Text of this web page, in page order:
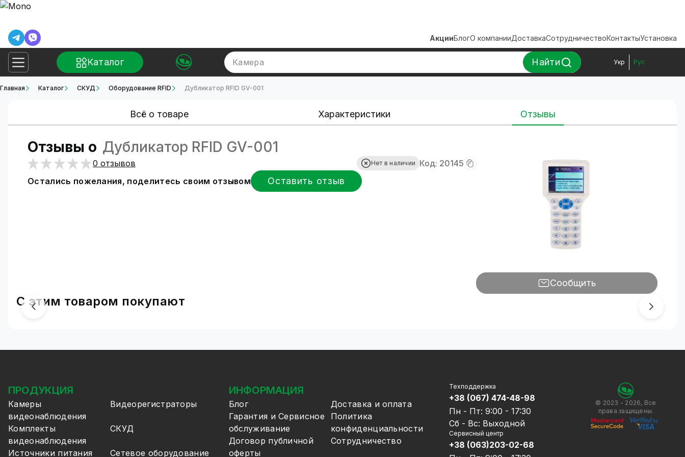
АкцииБлогО компанииДоставкаСотрудничествоКонтактыУстановка
Каталог Камера Найти Укр Рус
Главная Каталог СКУД Оборудование RFID Дубликатор RFID GV-001
Всё о товаре Характеристики Отзывы
Отзывы о Дубликатор RFID GV-001
0 отзывов Нет в наличии
Код: 20145
Остались пожелания, поделитесь своим отзывом
Оставить отзыв
Сообщить
С этим товаром покупают
ПРОДУКЦИЯ
Камеры
видеонаблюдения
Видеорегистраторы
Комплекты
видеонаблюдения
СКУД
Источники питания Сетевое оборудование
ИНФОРМАЦИЯ
Блог
Доставка и оплата
Гарантия и Сервисное
обслуживание
Политика
конфиденциальности
Договор публичной
оферты
Сотрудничество
Техподдержка
+38 (067) 474-48-98
Пн - Пт: 9:00 - 17:30
Сб - Вс: Выходной
Сервисный центр
+38 (063)203-02-68
© 2023 - 2026, Все
права защищены.